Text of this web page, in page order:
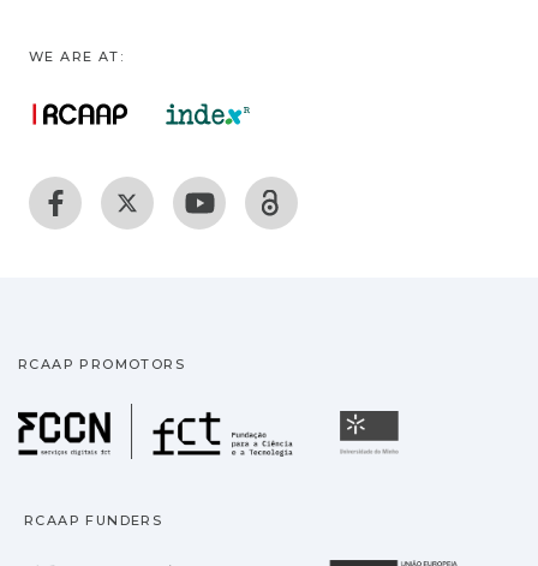
WE ARE AT:
RCAAP PROMOTORS
Fundação para a
RCAAP FUNDERS